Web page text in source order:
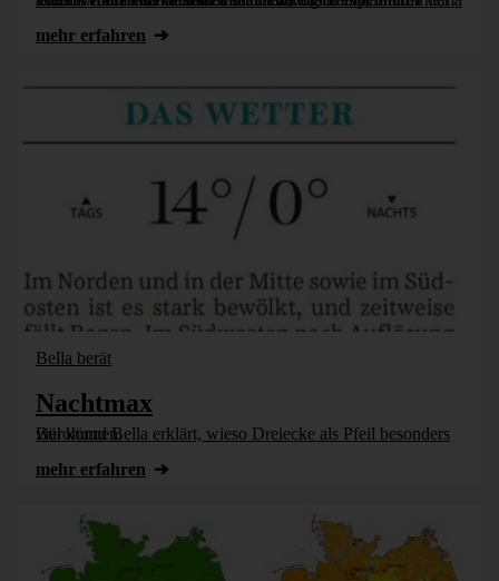
mehr erfahren
Bella berät
Nachtmax
Bürohund Bella erklärt, wieso Dreiecke als Pfeil besonders viel können.
mehr erfahren